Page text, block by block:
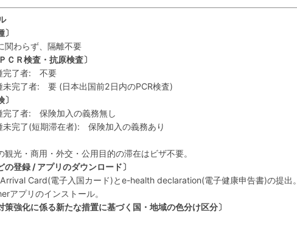
関わらず、隔離不要
ＣＲ検査・抗原検査〕
完了者: 不要
未完了者: 要 (日本出国前2日内のPCR検査)
完了者: 保険加入の義務無し
未完了(短期滞在者): 保険加入の義務あり
光・商用・外交・公用目的の滞在はビザ不要。
の登録 / アプリのダウンロード〕
Card(電子入国カード)とe-health declaration(電子健康申告書)の提出。
アプリのインストール。
策強化に係る新たな措置に基づく国・地域の色分け区分〕